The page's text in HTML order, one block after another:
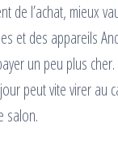
de l’achat, mieux
et des appareils
un peu plus
peut vite virer au
salon.